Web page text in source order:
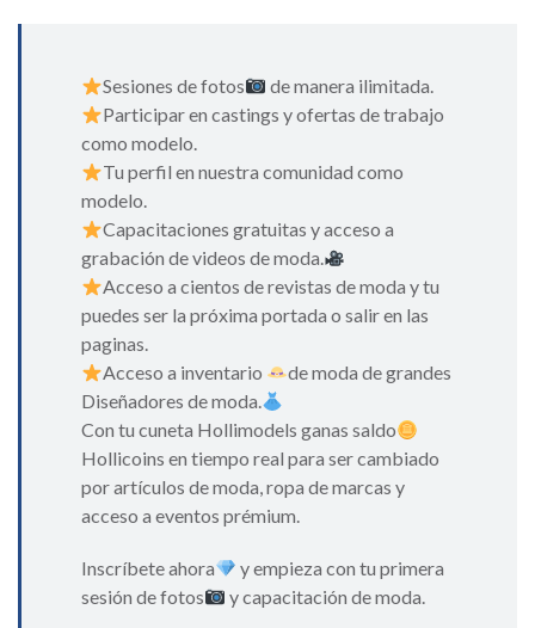
Sesiones de fotos
de manera ilimitada.
Participar en castings y ofertas de trabajo
como modelo.
Tu perfil en nuestra comunidad como
modelo.
Capacitaciones gratuitas y acceso a
grabación de videos de moda.
Acceso a cientos de revistas de moda y tu
puedes ser la próxima portada o salir en las
paginas.
Acceso a inventario
de moda de grandes
Diseñadores de moda.
Con tu cuneta Hollimodels ganas saldo
Hollicoins en tiempo real para ser cambiado
por artículos de moda, ropa de marcas y
acceso a eventos prémium.
Inscríbete ahora
y empieza con tu primera
sesión de fotos
y capacitación de moda.